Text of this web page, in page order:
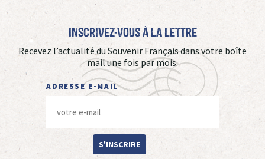
Inscrivez-vous à La Lettre
Recevez l’actualité du Souvenir Français dans votre boîte
mail une fois par mois.
ADRESSE E-MAIL
S'INSCRIRE